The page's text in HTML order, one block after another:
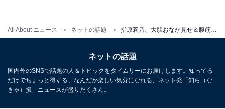
All About ニュース ネットの話題
ネットの話題
国内外のSNSで話題の人＆トピックをタイムリーにお届けします。知ってる
だけでちょっと得する、なんだか楽しい気分になれる、ネット発「知ら（な
きゃ）損」ニュースが盛りだくさん。